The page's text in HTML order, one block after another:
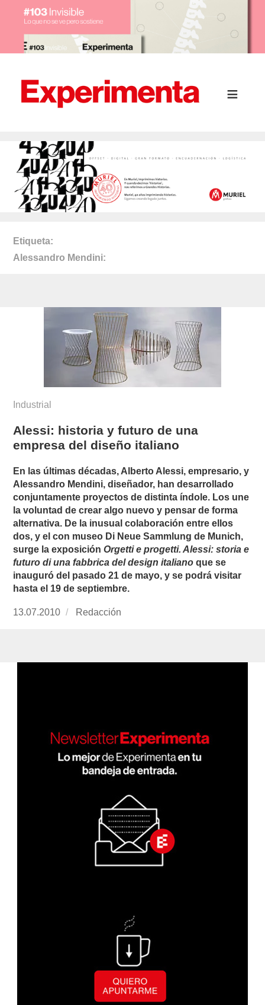
Etiqueta
Alessandro Mendini
Industrial
Alessi: historia y futuro de una
empresa del diseño italiano
En las últimas décadas, Alberto Alessi, empresario, y
Alessandro Mendini, diseñador, han desarrollado
conjuntamente proyectos de distinta índole. Los une
la voluntad de crear algo nuevo y pensar de forma
alternativa. De la inusual colaboración entre ellos
dos, y el con museo Di Neue Sammlung de Munich,
surge la exposiciónOrgetti e progetti. Alessi: storia e
futuro di una fabbrica del design italiano que se
inauguró del pasado 21 de mayo, y se podrá visitar
hasta el 19 de septiembre.
Publicado
13.07.2010 https://www.experimenta.es/author/redaccion/
Redacción